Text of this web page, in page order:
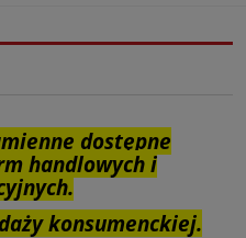
dostępne
handlowych i
konsumenckiej.